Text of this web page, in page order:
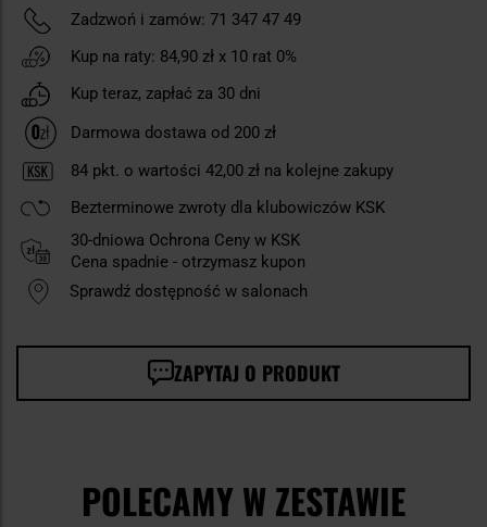
Zadzwoń i zamów: 71 347 47 49
Kup na raty: 84,90 zł x 10 rat 0%
Kup teraz, zapłać za 30 dni
Darmowa dostawa od 200 zł
84 pkt. o wartości 42,00 zł na kolejne zakupy
Bezterminowe zwroty dla klubowiczów KSK
30-dniowa Ochrona Ceny w KSK
Cena spadnie - otrzymasz kupon
Sprawdź dostępność w salonach
ZAPYTAJ O PRODUKT
POLECAMY W ZESTAWIE